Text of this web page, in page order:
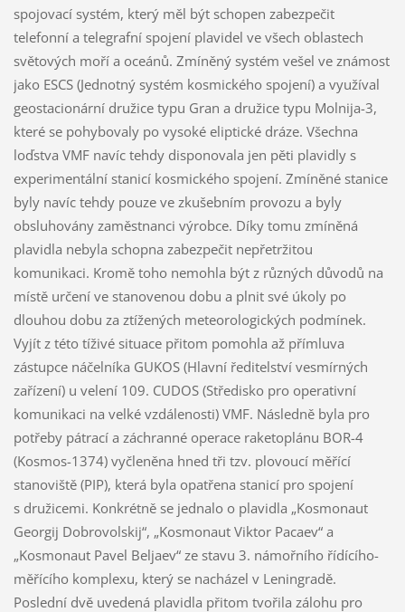
spojovací systém, který měl být schopen zabezpečit
telefonní a telegrafní spojení plavidel ve všech oblastech
světových moří a oceánů. Zmíněný systém vešel ve známost
jako ESCS (Jednotný systém kosmického spojení) a využíval
geostacionární družice typu Gran a družice typu Molnija-3,
které se pohybovaly po vysoké eliptické dráze. Všechna
loďstva VMF navíc tehdy disponovala jen pěti plavidly s
experimentální stanicí kosmického spojení. Zmíněné stanice
byly navíc tehdy pouze ve zkušebním provozu a byly
obsluhovány zaměstnanci výrobce. Díky tomu zmíněná
plavidla nebyla schopna zabezpečit nepřetržitou
komunikaci. Kromě toho nemohla být z různých důvodů na
místě určení ve stanovenou dobu a plnit své úkoly po
dlouhou dobu za ztížených meteorologických podmínek.
Vyjít z této tíživé situace přitom pomohla až přímluva
zástupce náčelníka GUKOS (Hlavní ředitelství vesmírných
zařízení) u velení 109. CUDOS (Středisko pro operativní
komunikaci na velké vzdálenosti) VMF. Následně byla pro
potřeby pátrací a záchranné operace raketoplánu BOR-4
(Kosmos-1374) vyčleněna hned tři tzv. plovoucí měřící
stanoviště (PIP), která byla opatřena stanicí pro spojení
s družicemi. Konkrétně se jednalo o plavidla „Kosmonaut
Georgij Dobrovolskij“, „Kosmonaut Viktor Pacaev“ a
„Kosmonaut Pavel Beljaev“ ze stavu 3. námořního řídícího-
měřícího komplexu, který se nacházel v Leningradě.
Poslední dvě uvedená plavidla přitom tvořila zálohu pro